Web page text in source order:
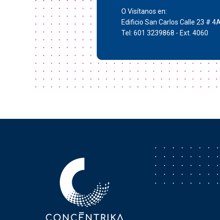
O Visítanos en:
Edificio San Carlos Calle 23 #
Tel: 601 3239868 - Ext. 4060